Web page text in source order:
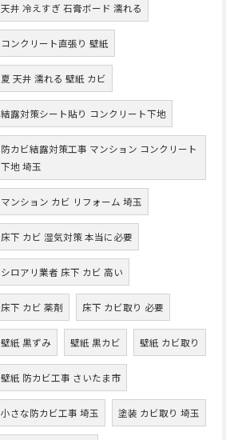
天井 冷えすぎ 石膏ボード 濡れる
コンクリート直張り 壁紙
夏 天井 濡れる 壁紙 カビ
結露対策シート貼り コンクリート下地
防カビ結露対策工事 マンション コンクリート
下地 埼玉
マンション カビ リフォーム 埼玉
床下 カビ 湿気対策 本当に必要
シロアリ業者 床下 カビ 高い
床下 カビ 薬剤 床下 カビ取り 必要
壁紙 黒ずみ 壁紙 黒カビ 壁紙 カビ取り
壁紙 防カビ工事 さいたま市
小さな防カビ工事 埼玉 塗装 カビ取り 埼玉